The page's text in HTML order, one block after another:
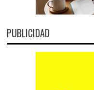
PUBLICIDAD